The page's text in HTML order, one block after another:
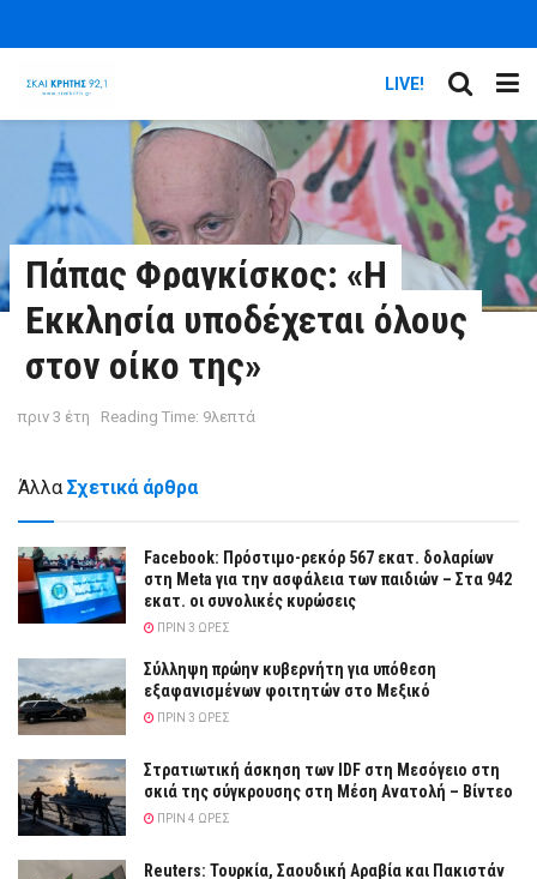
LIVE!
Πάπας Φραγκίσκος: «Η
Εκκλησία υποδέχεται όλους
στον οίκο της»
πριν 3 έτη Reading Time: 9λεπτά
Άλλα Σχετικά άρθρα
Facebook: Πρόστιμο-ρεκόρ 567 εκατ. δολαρίων
στη Meta για την ασφάλεια των παιδιών – Στα 942
εκατ. οι συνολικές κυρώσεις
ΠΡΙΝ 3 ΏΡΕΣ
Σύλληψη πρώην κυβερνήτη για υπόθεση
εξαφανισμένων φοιτητών στο Μεξικό
ΠΡΙΝ 3 ΏΡΕΣ
Στρατιωτική άσκηση των IDF στη Μεσόγειο στη
σκιά της σύγκρουσης στη Μέση Ανατολή – Βίντεο
ΠΡΙΝ 4 ΏΡΕΣ
Reuters: Τουρκία, Σαουδική Αραβία και Πακιστάν